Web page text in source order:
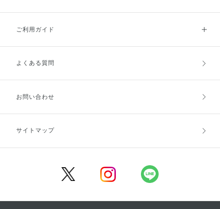
ご利用ガイド
ご利用ガイドトップ
お支払方法
キャンセル・返品・交換
よくある質問
お問い合わせ
サイトマップ